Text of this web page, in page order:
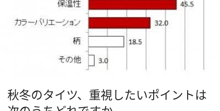
秋冬のタイツ、重視したいポイントは